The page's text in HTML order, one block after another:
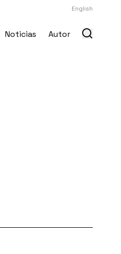
English
Noticias Autor